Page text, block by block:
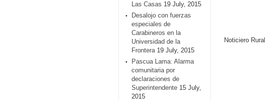
Las Casas 19 July, 2015
Desalojo con fuerzas
especiales de
Carabineros en la
Universidad de la
Frontera 19 July, 2015
Pascua Lama: Alarma
comunitaria por
declaraciones de
Superintendente 15 July,
2015
Noticiero Rural